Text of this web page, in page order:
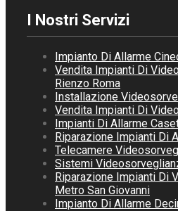
I Nostri Servizi
Impianto Di Allarme
Vendita Impianti Di
Rienzo Roma
Installazione
Vendita Impianti Di
Impianti Di Allarme
Riparazione Impianti Di
Telecamere
Sistemi
Riparazione Impianti Di
Metro San Giovanni
Impianto Di Allarme